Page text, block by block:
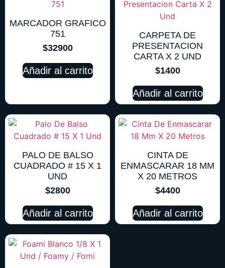
MARCADOR GRAFICO
751
$32900
Añadir al carrito
CARPETA DE
PRESENTACION
CARTA X 2 UND
$1400
Añadir al carrito
PALO DE BALSO
CUADRADO # 15 X 1
UND
$2800
Añadir al carrito
CINTA DE
ENMASCARAR 18 MM
X 20 METROS
$4400
Añadir al carrito